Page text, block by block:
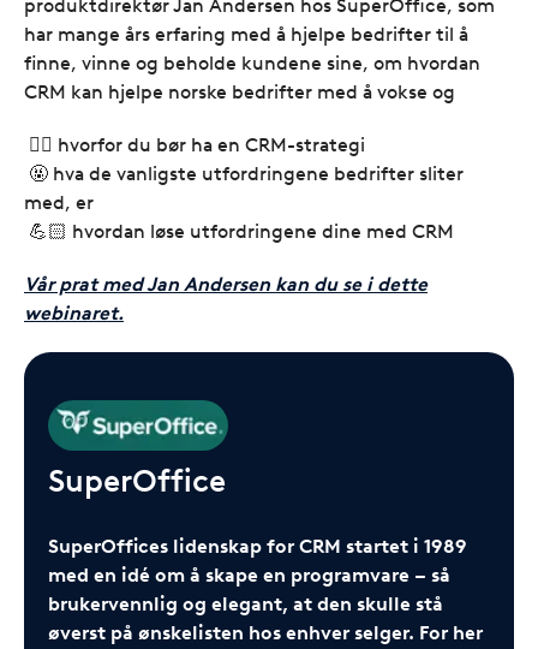
produktdirektør Jan Andersen hos SuperOffice, som
har mange års erfaring med å hjelpe bedrifter til å
finne, vinne og beholde kundene sine, om hvordan
CRM kan hjelpe norske bedrifter med å vokse og
✍🏻 hvorfor du bør ha en CRM-strategi
​​​​​​ 🤬 hva de vanligste utfordringene bedrifter sliter
med, er
💪🏻 hvordan løse utfordringene dine med CRM
Vår prat med Jan Andersen kan du se i dette
webinaret.
SuperOffice
SuperOffices lidenskap for CRM startet i 1989
med en idé om å skape en programvare – så
brukervennlig og elegant, at den skulle stå
øverst på ønskelisten hos enhver selger. For her